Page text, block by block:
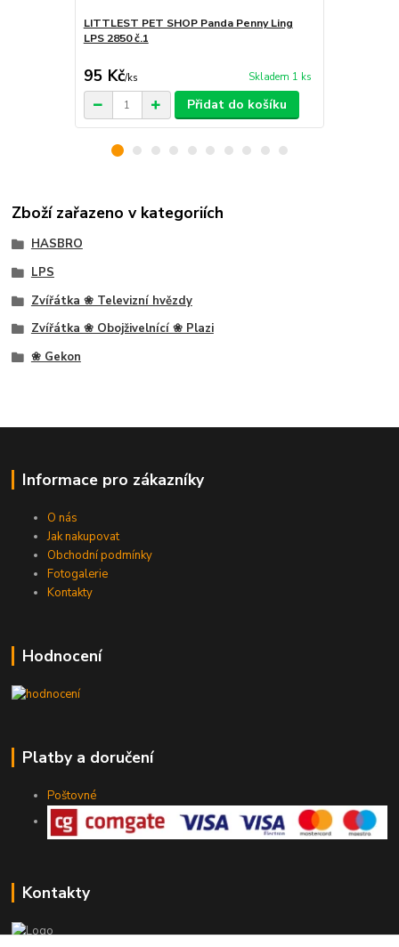
LITTLEST PET SHOP Panda Penny Ling
LPS 2850 č.1
95 Kč/ks Skladem 1 ks
Přidat do košíku
Zboží zařazeno v kategoriích
HASBRO
LPS
Zvířátka ❀ Televizní hvězdy
Zvířátka ❀ Obojživelnící ❀ Plazi
❀ Gekon
Informace pro zákazníky
O nás
Jak nakupovat
Obchodní podmínky
Fotogalerie
Kontakty
Hodnocení
Platby a doručení
Poštovné
Kontakty